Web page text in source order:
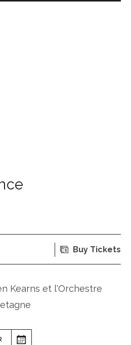
Buy Tickets
Kearns et l'Orchestre